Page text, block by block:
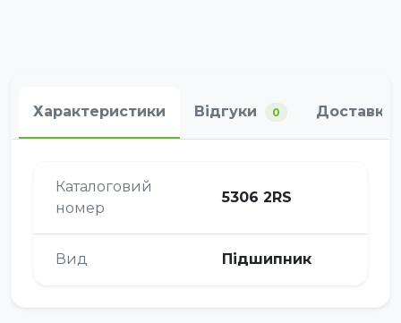
Характеристики Відгуки 0 Доставка
Каталоговий
номер
5306 2RS
Вид Підшипник